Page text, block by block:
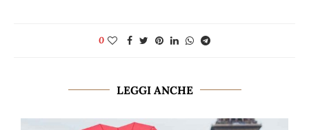
0
LEGGI ANCHE